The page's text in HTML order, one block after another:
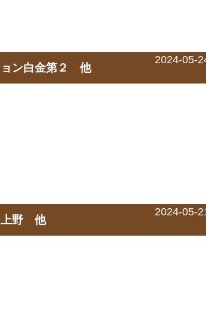
ション白金第２ 他
2024-05-
ク上野 他
2024-05-